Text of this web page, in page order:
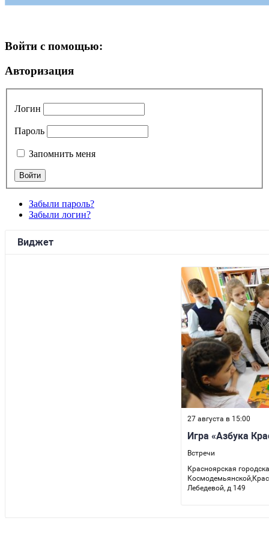
Войти с помощью:
Авторизация
Логин
Пароль
Запомнить меня
Забыли пароль?
Забыли логин?